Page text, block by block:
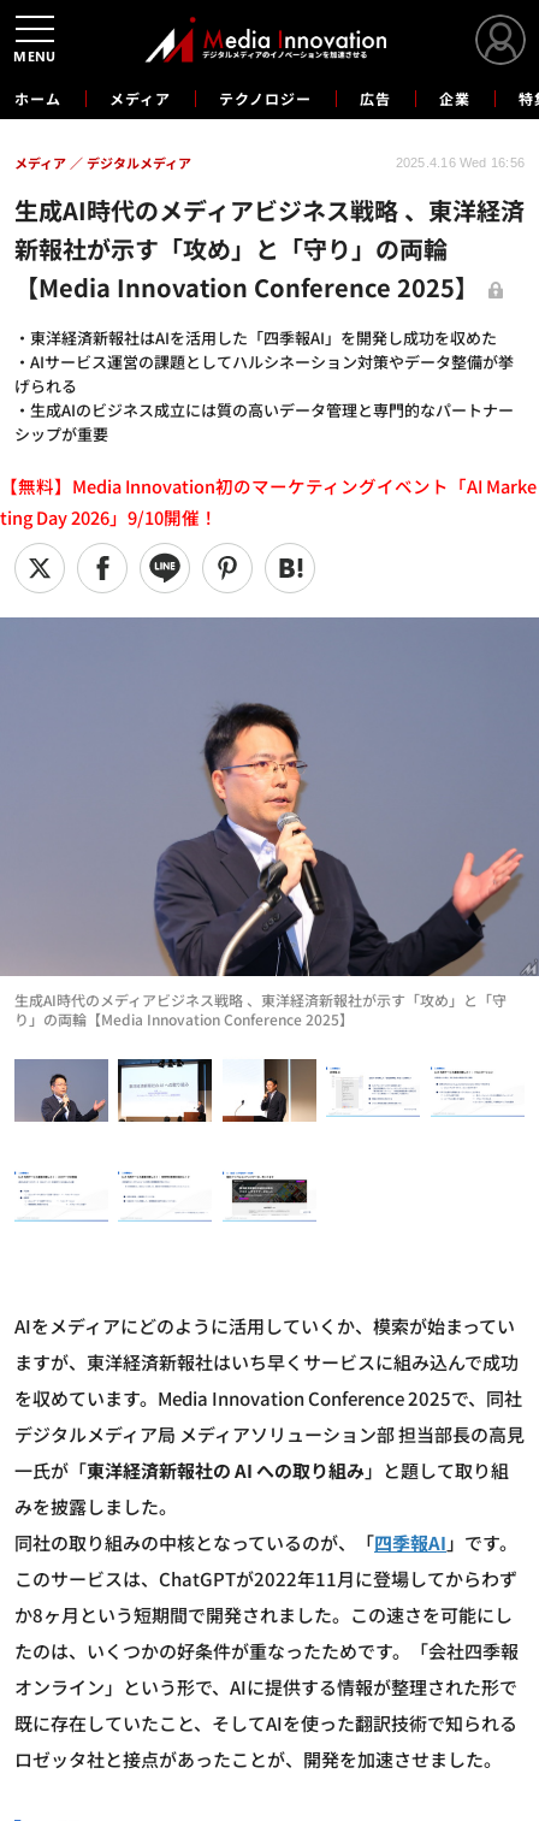
ホーム メディア テクノロジー 広告 企業 特
生成AI時代のメディアビジネス戦略 、東洋経済
新報社が示す「攻め」と「守り」の両輪
【Media Innovation Conference 2025】
・東洋経済新報社はAIを活用した「四季報AI」を開発し成功を収めた
・AIサービス運営の課題としてハルシネーション対策やデータ整備が挙
げられる
・生成AIのビジネス成立には質の高いデータ管理と専門的なパートナー
シップが重要
メディア デジタルメディア 2025.4.16 Wed 16:56
【無料】Media Innovation初のマーケティングイベント「AI Marke
ting Day 2026」9/10開催！
生成AI時代のメディアビジネス戦略 、東洋経済新報社が示す「攻め」と「守
り」の両輪【Media Innovation Conference 2025】
AIをメディアにどのように活用していくか、模索が始まってい
ますが、東洋経済新報社はいち早くサービスに組み込んで成功
を収めています。Media Innovation Conference 2025で、同社
デジタルメディア局 メディアソリューション部 担当部長の高見
一氏が「東洋経済新報社の AI への取り組み」と題して取り組
みを披露しました。
同社の取り組みの中核となっているのが、「四季報AI 」です。
このサービスは、ChatGPTが2022年11月に登場してからわず
か8ヶ月という短期間で開発されました。この速さを可能にし
たのは、いくつかの好条件が重なったためです。「会社四季報
オンライン」という形で、AIに提供する情報が整理された形で
既に存在していたこと、そしてAIを使った翻訳技術で知られる
ロゼッタ社と接点があったことが、開発を加速させました。
MENU